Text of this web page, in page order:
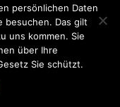
persönlichen Daten
besuchen. Das gilt
uns kommen. Sie
über Ihre
Sie schützt.